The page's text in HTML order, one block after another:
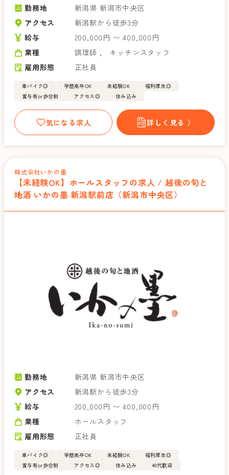
勤務地
新潟県 新潟市中央区
アクセス
新潟駅から徒歩3分
給与
200,000円 〜 400,000円
業種
調理師 ，
キッチンスタッフ
雇用形態
正社員
車バイク◎ 学歴高卒OK 未経験OK
福利厚生◎
賞与有or歩合制
アクセス◎ 住み込み
気になる求人 詳しく見る 〉
株式会社いかの墨
【未経験OK】ホールスタッフの求人 / 越後の旬と
地酒 いかの墨 新潟駅前店（新潟市中央区）
勤務地
新潟県 新潟市中央区
アクセス
新潟駅から徒歩3分
給与
200,000円 〜 400,000円
業種
ホールスタッフ
雇用形態
正社員
車バイク◎ 学歴高卒OK 未経験OK
福利厚生◎
賞与有or歩合制
アクセス◎ 住み込み 40代歓迎